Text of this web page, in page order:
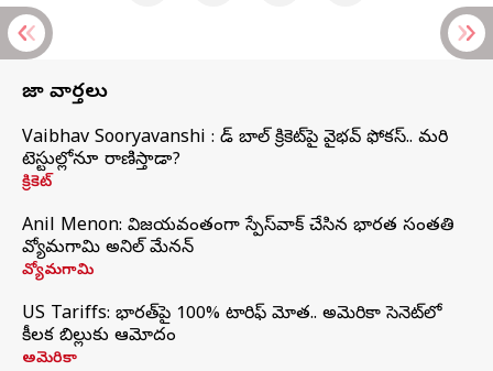
తాజా వార్తలు
Vaibhav Sooryavanshi : రెడ్ బాల్ క్రికెట్‌పై వైభవ్ ఫోకస్.. మరి
టెస్టుల్లోనూ రాణిస్తాడా?
క్రికెట్
Anil Menon: విజయవంతంగా స్పేస్‌వాక్‌ చేసిన భారత సంతతి
వ్యోమగామి అనిల్‌ మేనన్
వ్యోమగామి
US Tariffs: భారత్‌పై 100% టారిఫ్‌ మోత.. అమెరికా సెనెట్‌లో
కీలక బిల్లుకు ఆమోదం
అమెరికా